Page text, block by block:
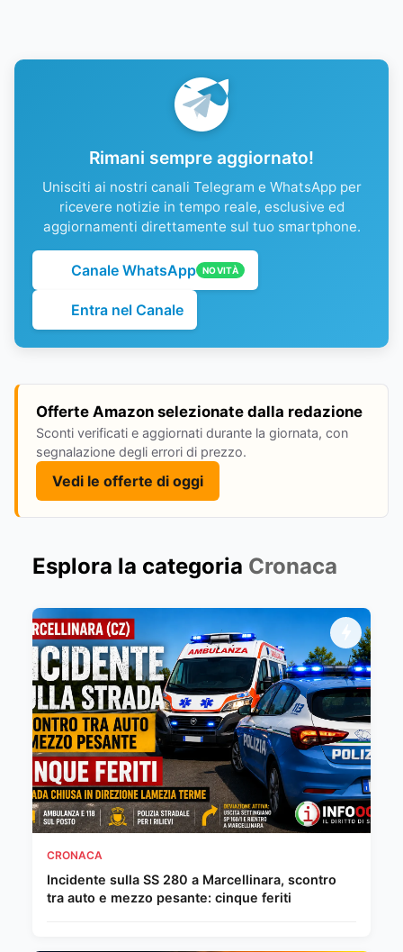
Rimani sempre aggiornato!
Unisciti ai nostri canali Telegram e WhatsApp per
ricevere notizie in tempo reale, esclusive ed
aggiornamenti direttamente sul tuo smartphone.
Canale WhatsApp NOVITÀ
Entra nel Canale
Offerte Amazon selezionate dalla redazione
Sconti verificati e aggiornati durante la giornata, con
segnalazione degli errori di prezzo.
Vedi le offerte di oggi
Esplora la categoria Cronaca
CRONACA
Incidente sulla SS 280 a Marcellinara, scontro
tra auto e mezzo pesante: cinque feriti